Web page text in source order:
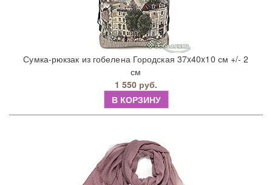
Сумка-рюкзак из гобелена Городская 37x40x10 см +/- 2
см
1 550 руб.
В КОРЗИНУ